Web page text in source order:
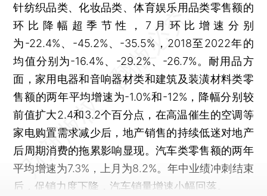
针纺织品类、化妆品类、体育娱乐用品类零售额的
环比降幅超季节性，7月环比增速分别
为-22.4%、-45.2%、-35.5%，2018至2022年的
均值分别为-16.4%、-29.2%、-26.7%。耐用品方
面，家用电器和音响器材类和建筑及装潢材料类零
售额的两年平均增速为-1.0%和-12%，降幅分别较
前值扩大2.4和3.2个百分点，在高温催生的空调等
家电购置需求减少后，地产销售的持续低迷对地产
后周期消费的拖累影响显现。汽车类零售额的两年
平均增速为7.3%，上月为8.2%。年中业绩冲刺结束
后，促销力度下降，汽车销量增速小幅回落。